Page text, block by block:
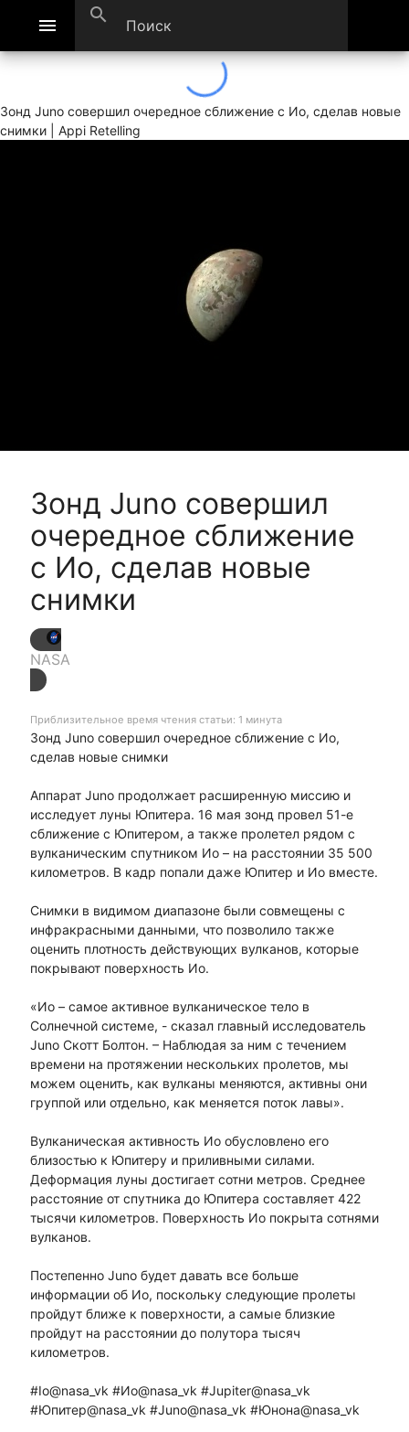
menu search
Зонд Juno совершил очередное сближение с Ио, сделав новые
снимки | Appi Retelling
Зонд Juno совершил
очередное сближение
с Ио, сделав новые
снимки
NASA
Приблизительное время чтения статьи: 1 минута
Зонд Juno совершил очередное сближение с Ио,
сделав новые снимки
Аппарат Juno продолжает расширенную миссию и
исследует луны Юпитера. 16 мая зонд провел 51-е
сближение с Юпитером, а также пролетел рядом с
вулканическим спутником Ио – на расстоянии 35 500
километров. В кадр попали даже Юпитер и Ио вместе.
Снимки в видимом диапазоне были совмещены с
инфракрасными данными, что позволило также
оценить плотность действующих вулканов, которые
покрывают поверхность Ио.
«Ио – самое активное вулканическое тело в
Солнечной системе, - сказал главный исследователь
Juno Скотт Болтон. – Наблюдая за ним с течением
времени на протяжении нескольких пролетов, мы
можем оценить, как вулканы меняются, активны они
группой или отдельно, как меняется поток лавы».
Вулканическая активность Ио обусловлено его
близостью к Юпитеру и приливными силами.
Деформация луны достигает сотни метров. Среднее
расстояние от спутника до Юпитера составляет 422
тысячи километров. Поверхность Ио покрыта сотнями
вулканов.
Постепенно Juno будет давать все больше
информации об Ио, поскольку следующие пролеты
пройдут ближе к поверхности, а самые близкие
пройдут на расстоянии до полутора тысяч
километров.
#Io@nasa_vk #Ио@nasa_vk #Jupiter@nasa_vk
#Юпитер@nasa_vk #Juno@nasa_vk #Юнона@nasa_vk